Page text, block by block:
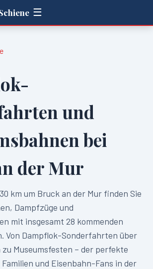
☰
und
bei
der Mur
30 km um Bruck an der Murfinden Sie
Dampfzüge und
mit insgesamt 28 kommenden
Von Dampflok-Sonderfahrten über
Museumsfesten – der perfekte
und Eisenbahn-Fans in der